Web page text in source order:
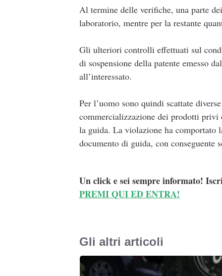
Al termine delle verifiche, una parte
laboratorio, mentre per la restante
Gli ulteriori controlli effettuati sul
di sospensione della patente emesso
all’interessato.
Per l’uomo sono quindi scattate
commercializzazione dei prodotti privi
la guida. La violazione ha comportato
documento di guida, con conseguente
Un click e sei sempre informato!
PREMI QUI ED ENTRA!
Gli altri articoli